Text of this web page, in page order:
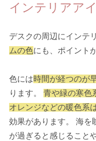
インテリアア
デスクの周辺にインテ
ムの色にも、ポイント
色には時間が経つのが
ります。 青や緑の寒色
オレンジなどの暖色系
効果があります。 海を
が過ぎると感じること